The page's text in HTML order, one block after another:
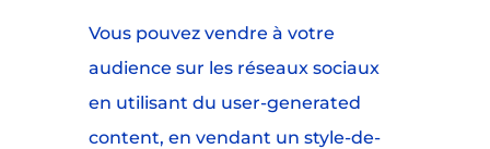
Vous pouvez vendre à votre
audience sur les réseaux sociaux
en utilisant du user-generated
content, en vendant un style-de-